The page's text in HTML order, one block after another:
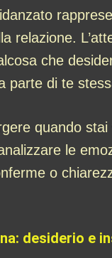
relazione.
che
parte di te
quando
le
o
desiderio e